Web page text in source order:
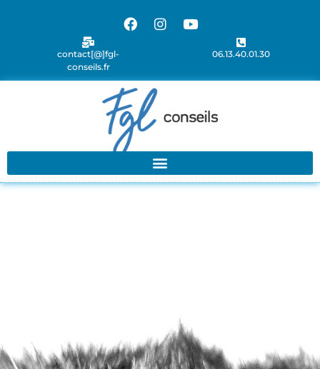
contact[@]fgl-
conseils.fr
06.13.40.01.30